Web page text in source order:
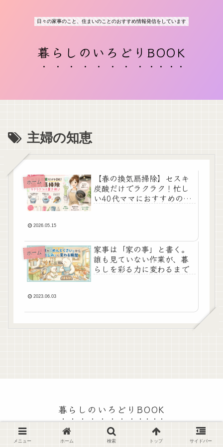
日々の家事のこと、住まいのことのおすすめ情報発信をしています
暮らしのいろどりBOOK
主婦の知恵
ホーム
【春の換気扇掃除】セスキ
炭酸だけでラクラク！忙し
い40代ママにおすすめの簡
2026.05.15
ホーム
家事は「家の事」と書く。
誰も見ていない作業が、暮
らしを彩る力に変わるまで
2023.06.03
暮らしのいろどりBOOK
© 2023 暮らしのいろどりBOOK.
メニュー ホーム 検索 トップ サイドバー